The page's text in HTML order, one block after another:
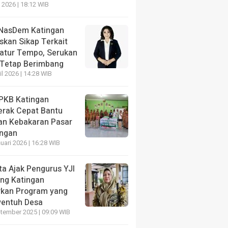
Polres Gunung Mas Amankan Terduga
Raya, 27 Paket Diduga Narkotika Disita
lalu
Rumah Warga Petak
| 18:12 WIB
Katingan
Sikap Terkait
Tempo, Serukan
Berimbang
2026 | 14:28 WIB
Katingan
Cepat Bantu
Kebakaran Pasar
2026 | 16:28 WIB
Ajak Pengurus YJI
Katingan
Program yang
Desa
2025 | 09:09 WIB